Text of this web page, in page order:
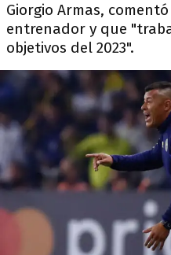
Giorgio Armas,
entrenador y que
objetivos del 2023".